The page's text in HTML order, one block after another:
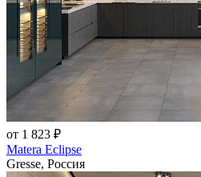
от 1 823 ₽
Matera Eclipse
Gresse, Россия